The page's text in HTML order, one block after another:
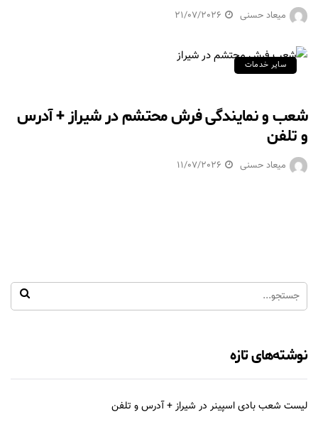
میعاد حسنی 21/07/2026
سایر خدمات
شعب و نمایندگی فرش محتشم در شیراز + آدرس
و تلفن
میعاد حسنی 11/07/2026
نوشته‌های تازه
لیست شعب بادی اسپینر در شیراز + آدرس و تلفن